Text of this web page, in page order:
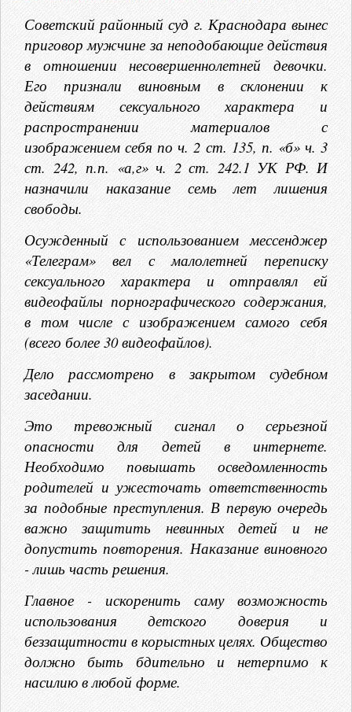
Советский районный суд г. Краснодара вынес
приговор мужчине за неподобающие действия
в отношении несовершеннолетней девочки.
Его признали виновным в склонении к
действиям сексуального характера и
распространении материалов с
изображением себя по ч. 2 ст. 135, п. «б» ч. 3
ст. 242, п.п. «а,г» ч. 2 ст. 242.1 УК РФ. И
назначили наказание семь лет лишения
свободы.
Осужденный с использованием мессенджер
«Телеграм» вел с малолетней переписку
сексуального характера и отправлял ей
видеофайлы порнографического содержания,
в том числе с изображением самого себя
(всего более 30 видеофайлов).
Дело рассмотрено в закрытом судебном
заседании.
Это тревожный сигнал о серьезной
опасности для детей в интернете.
Необходимо повышать осведомленность
родителей и ужесточать ответственность
за подобные преступления. В первую очередь
важно защитить невинных детей и не
допустить повторения. Наказание виновного
- лишь часть решения.
Главное - искоренить саму возможность
использования детского доверия и
беззащитности в корыстных целях. Общество
должно быть бдительно и нетерпимо к
насилию в любой форме.